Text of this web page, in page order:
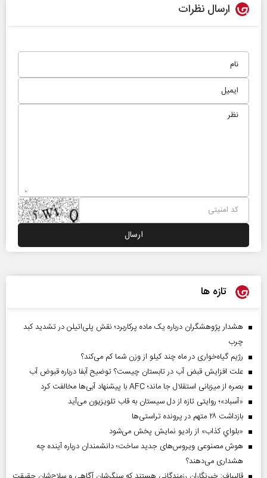
ارسال نظرات
تازه ها
هشدار پژوهشگران درباره یک ماده پرکاربرد؛ نقش پلی‌اتیلن در تشدید کبد
چرب
رژیم گیاه‌خواری در ماه چند کیلو از وزن شما کم می‌کند؟
علت افزایش قبض آب در تابستان چیست؟ توضیح آبفا درباره قبوض آب
بصره از میزبانی استقلال جا ماند؛ AFC با پیشنهاد آبی‌ها مخالفت کرد
«آسباد»؛ روایتی تازه از دل سیستان به قاب تلویزیون می‌آید
بازداشت ۲۸ متهم در پرونده تراستی‌ها
«بلواي کذاب» از رادیو نمایش پخش می‌شود
هوش مصنوعی ویروس‌های جدید ساخت؛ دانشمندان درباره آینده چه
هشداری می‌دهند؟